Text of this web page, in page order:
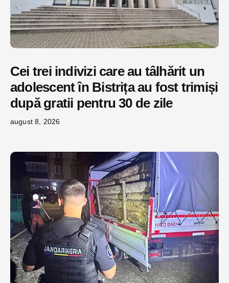
Cei trei indivizi care au tâlhărit un
adolescent în Bistrița au fost trimiși
după gratii pentru 30 de zile
august 8, 2026